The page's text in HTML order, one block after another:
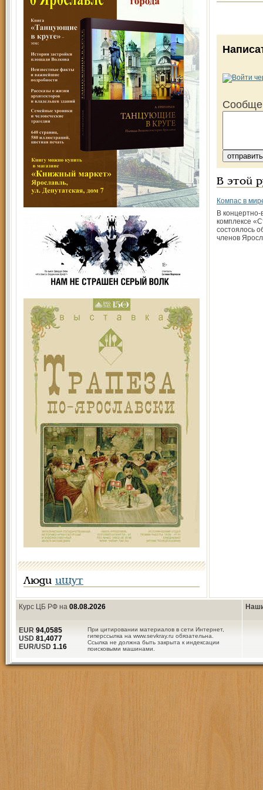
Люди ищут
В этой
Компас в
В
комплексе
состоялось
членов
Курс ЦБ РФ на 08.08.2026
При цитировании материалов в сети Интернет,
гиперссылка на www.sevkray.ru обязательна.
Ссылка не должна быть закрыта к индексации
поисковыми машинами.
EUR 94,0585
USD 81,4077
EUR/USD 1.16